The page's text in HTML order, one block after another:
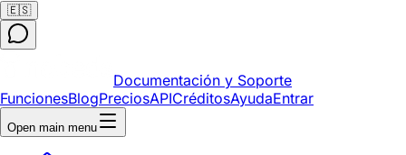
🇪🇸
Documentación y Soporte
FuncionesBlogPreciosAPICréditosAyudaEntrar
Open main menu